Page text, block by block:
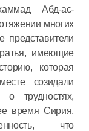
Абд-ас-
многих
имеющие
которая
созидали
о трудностях,
время Сирия,
что